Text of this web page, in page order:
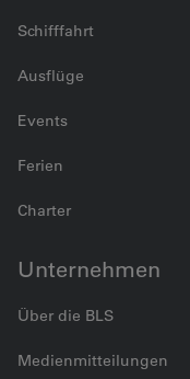
Schifffahrt
Ausflüge
Events
Ferien
Charter
Unternehmen
Über die BLS
Medienmitteilungen